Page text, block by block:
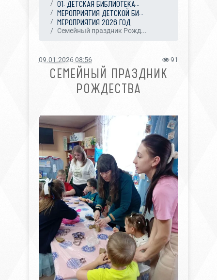
01. ДЕТСКАЯ БИБЛИОТЕКА...
МЕРОПРИЯТИЯ ДЕТСКОЙ БИ...
МЕРОПРИЯТИЯ 2026 ГОД
Семейный праздник Рожд...
09.01.2026 08:56 91
СЕМЕЙНЫЙ ПРАЗДНИК
РОЖДЕСТВА